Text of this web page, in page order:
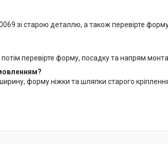
зі старою деталлю, а також перевірте
перевірте форму, посадку та напрям
форму ніжки та шляпки старого